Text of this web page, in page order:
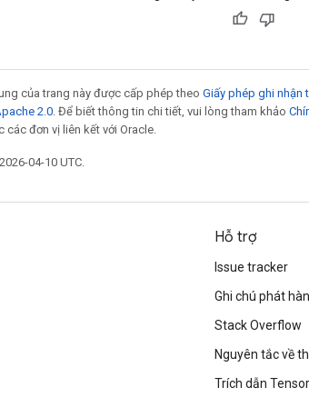
của trang này được cấp phép theo Giấy phép ghi nhận
2.0 . Để biết thông tin chi tiết, vui lòng tham khảo
đơn vị liên kết với Oracle.
04-10 UTC.
Hỗ trợ
Issue tracker
Ghi chú phát
Stack Overflow
Nguyên tắc về
Trích dẫn